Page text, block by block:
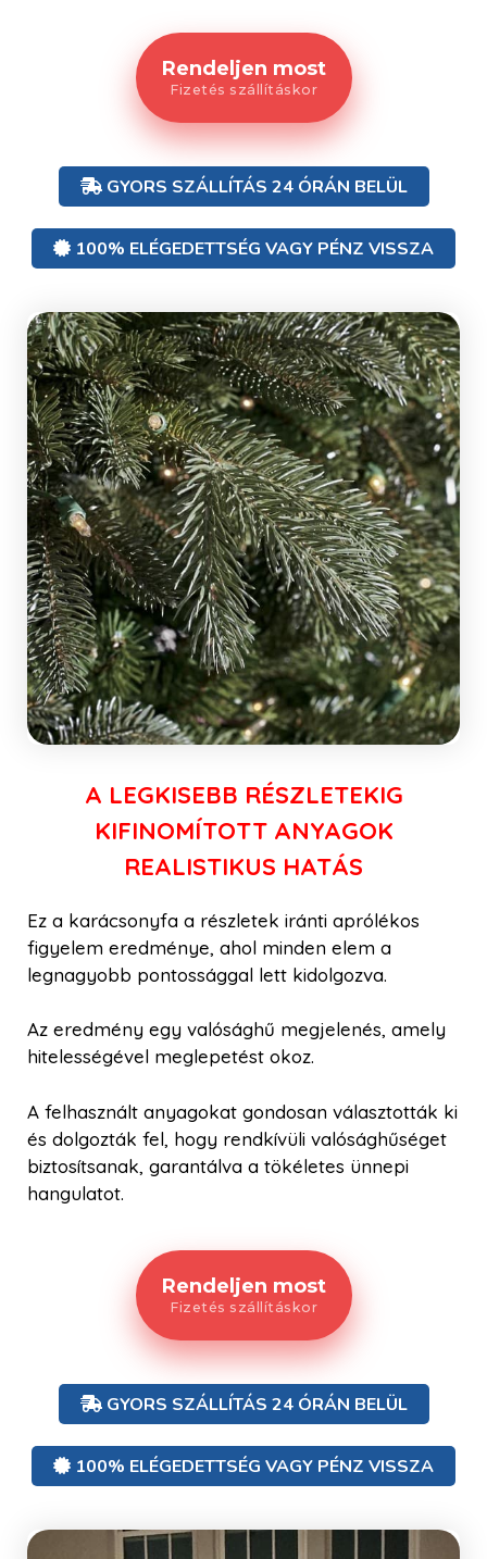
Rendeljen most
Fizetés szállításkor
GYORS SZÁLLÍTÁS 24 ÓRÁN BELÜL
100% ELÉGEDETTSÉG VAGY PÉNZ VISSZA
A LEGKISEBB RÉSZLETEKIG
KIFINOMÍTOTT ANYAGOK
REALISTIKUS HATÁS
Ez a karácsonyfa a részletek iránti aprólékos
figyelem eredménye, ahol minden elem a
legnagyobb pontossággal lett kidolgozva.
Az eredmény egy valósághű megjelenés, amely
hitelességével meglepetést okoz.
A felhasznált anyagokat gondosan választották ki
és dolgozták fel, hogy rendkívüli valósághűséget
biztosítsanak, garantálva a tökéletes ünnepi
hangulatot.
Rendeljen most
Fizetés szállításkor
GYORS SZÁLLÍTÁS 24 ÓRÁN BELÜL
100% ELÉGEDETTSÉG VAGY PÉNZ VISSZA